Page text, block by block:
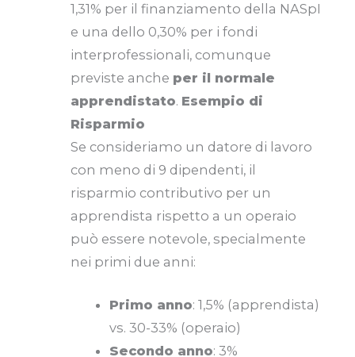
1,31% per il finanziamento della NASpI
e una dello 0,30% per i fondi
interprofessionali, comunque
previste anche per il normale
apprendistato. Esempio di
Risparmio
Se consideriamo un datore di lavoro
con meno di 9 dipendenti, il
risparmio contributivo per un
apprendista rispetto a un operaio
può essere notevole, specialmente
nei primi due anni:
Primo anno: 1,5% (apprendista)
vs. 30-33% (operaio)
Secondo anno: 3%